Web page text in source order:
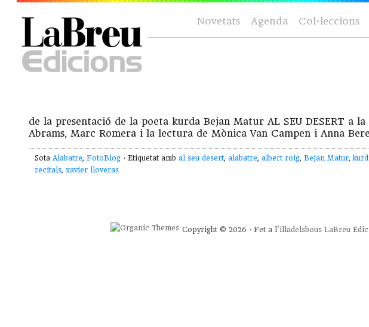
Novetats Agenda Col·leccions
de la presentació de la poeta kurda Bejan Matur AL SEU DESERT a
Abrams, Marc Romera i la lectura de Mònica Van Campen i Anna
Sota Alabatre, FotoBlog · Etiquetat amb al seu desert, alabatre, albert roig, Bejan Matur,
recitals, xavier lloveras
Copyright © 2026 · Fet a l'illadelsbous LaBreu